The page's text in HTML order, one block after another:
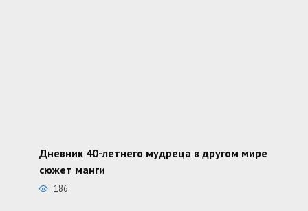
Дневник 40-летнего мудреца в другом мире
сюжет манги
186